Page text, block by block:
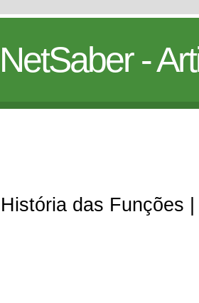
NetSaber -
História das Funções